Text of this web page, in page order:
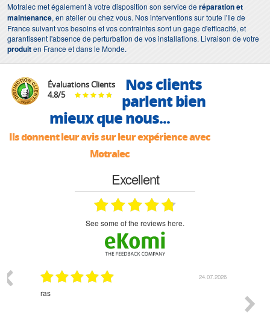
Motralec met également à votre disposition son service deréparation et
maintenance, en atelier ou chez vous. Nos interventions sur toute l'Ile de
France suivant vos besoins et vos contraintes sont un gage d'efficacité, et
garantissent l'absence de perturbation de vos installations. Livraison de votre
produiten France et dans le Monde.
Évaluations Clients
4.8/5
Nos clients
parlent bien
mieux que nous...
Ils donnent leur avis sur leur expérience avec
Motralec
Excellent
see some of the reviews here.
24.07.2026
ras